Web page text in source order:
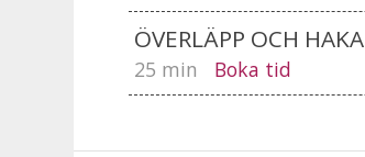
ÖVERLÄPP OCH HAKA
25 min Boka tid